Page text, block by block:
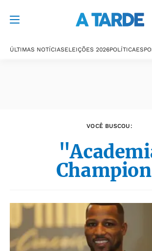
ÚLTIMAS NOTÍCIASELEIÇÕES 2026POLÍTICA
VOCÊ BUSCOU: